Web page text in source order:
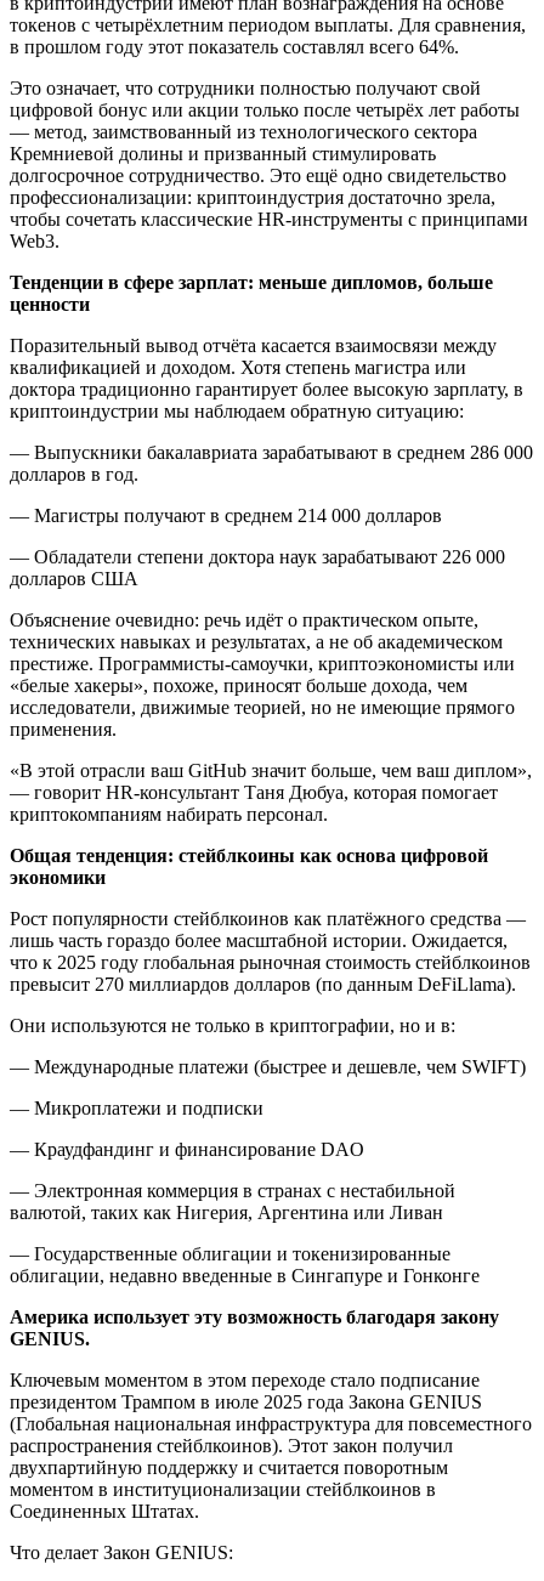
токенов с четырёхлетним периодом выплаты. Для сравнения,
в прошлом году этот показатель составлял всего 64%.
Это означает, что сотрудники полностью получают свой
цифровой бонус или акции только после четырёх лет работы
— метод, заимствованный из технологического сектора
Кремниевой долины и призванный стимулировать
долгосрочное сотрудничество. Это ещё одно свидетельство
профессионализации: криптоиндустрия достаточно зрела,
чтобы сочетать классические HR-инструменты с принципами
Web3.
Тенденции в сфере зарплат: меньше дипломов, больше
ценности
Поразительный вывод отчёта касается взаимосвязи между
квалификацией и доходом. Хотя степень магистра или
доктора традиционно гарантирует более высокую зарплату, в
криптоиндустрии мы наблюдаем обратную ситуацию:
— Выпускники бакалавриата зарабатывают в среднем 286 000
долларов в год.
— Магистры получают в среднем 214 000 долларов
— Обладатели степени доктора наук зарабатывают 226 000
долларов США
Объяснение очевидно: речь идёт о практическом опыте,
технических навыках и результатах, а не об академическом
престиже. Программисты-самоучки, криптоэкономисты или
«белые хакеры», похоже, приносят больше дохода, чем
исследователи, движимые теорией, но не имеющие прямого
применения.
«В этой отрасли ваш GitHub значит больше, чем ваш диплом»,
— говорит HR-консультант Таня Дюбуа, которая помогает
криптокомпаниям набирать персонал.
Общая тенденция: стейблкоины как основа цифровой
экономики
Рост популярности стейблкоинов как платёжного средства —
лишь часть гораздо более масштабной истории. Ожидается,
что к 2025 году глобальная рыночная стоимость стейблкоинов
превысит 270 миллиардов долларов (по данным DeFiLlama).
Они используются не только в криптографии, но и в:
— Международные платежи (быстрее и дешевле, чем SWIFT)
— Микроплатежи и подписки
— Краудфандинг и финансирование DAO
— Электронная коммерция в странах с нестабильной
валютой, таких как Нигерия, Аргентина или Ливан
— Государственные облигации и токенизированные
облигации, недавно введенные в Сингапуре и Гонконге
Америка использует эту возможность благодаря закону
GENIUS.
Ключевым моментом в этом переходе стало подписание
президентом Трампом в июле 2025 года Закона GENIUS
(Глобальная национальная инфраструктура для повсеместного
распространения стейблкоинов). Этот закон получил
двухпартийную поддержку и считается поворотным
моментом в институционализации стейблкоинов в
Соединенных Штатах.
Что делает Закон GENIUS: